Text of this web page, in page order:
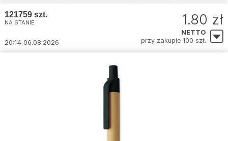
121759 szt.
NA STANIE
20:14 06.08.2026
1.80 zł
NETTO
przy zakupie 100 szt.